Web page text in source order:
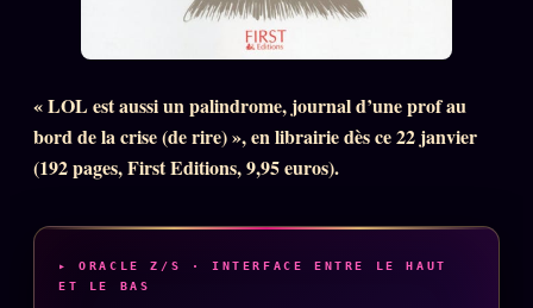
« LOL est aussi un palindrome, journal d’une prof au
bord de la crise (de rire) », en librairie dès ce 22 janvier
(192 pages, First Editions, 9,95 euros).
▸ ORACLE Z/S · INTERFACE ENTRE LE HAUT
ET LE BAS